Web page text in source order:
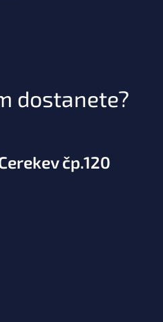
dostanete?
čp.120